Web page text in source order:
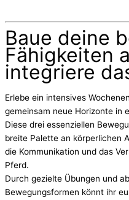
Baue deine
Fähigkeiten
integriere
Erlebe ein intensives
gemeinsam neue Horizonte in
Diese drei essenziellen
breite Palette an körperlichen
die Kommunikation und das
Pferd.
Durch gezielte Übungen und
Bewegungsformen könnt ihr